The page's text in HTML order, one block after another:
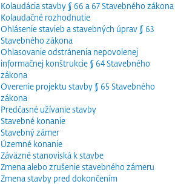
Kolaudácia stavby § 66 a 67 Stavebného zákona
Kolaudačné rozhodnutie
Ohlásenie stavieb a stavebných úprav § 63
Stavebného zákona
Ohlasovanie odstránenia nepovolenej
informačnej konštrukcie § 64 Stavebného
zákona
Overenie projektu stavby § 65 Stavebného
zákona
Predčasné užívanie stavby
Stavebné konanie
Stavebný zámer
Územné konanie
Záväzné stanoviská k stavbe
Zmena alebo zrušenie stavebného zámeru
Zmena stavby pred dokončením